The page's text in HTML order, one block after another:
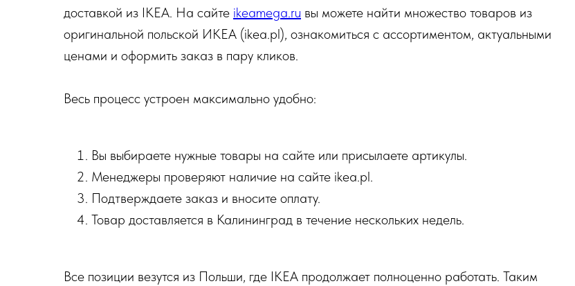
доставкой из IKEA. На сайте ikeamega.ru вы можете найти множество товаров из
оригинальной польской ИКЕА (ikea.pl), ознакомиться с ассортиментом, актуальными
ценами и оформить заказ в пару кликов.
Весь процесс устроен максимально удобно:
Вы выбираете нужные товары на сайте или присылаете артикулы.
Менеджеры проверяют наличие на сайте ikea.pl.
Подтверждаете заказ и вносите оплату.
Товар доставляется в Калининград в течение нескольких недель.
Все позиции везутся из Польши, где IKEA продолжает полноценно работать. Таким